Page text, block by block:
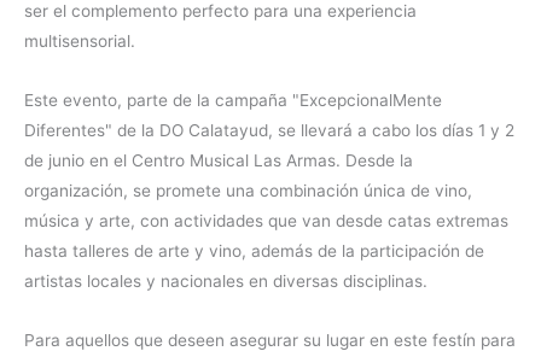
ser el complemento perfecto para una experiencia
multisensorial.
Este evento, parte de la campaña "ExcepcionalMente
Diferentes" de la DO Calatayud, se llevará a cabo los días 1 y 2
de junio en el Centro Musical Las Armas. Desde la
organización, se promete una combinación única de vino,
música y arte, con actividades que van desde catas extremas
hasta talleres de arte y vino, además de la participación de
artistas locales y nacionales en diversas disciplinas.
Para aquellos que deseen asegurar su lugar en este festín para